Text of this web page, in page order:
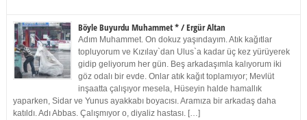
Böyle Buyurdu Muhammet * / Ergür Altan
Adım Muhammet. On dokuz yaşındayım. Atık kağıtlar
topluyorum ve Kızılay`dan Ulus`a kadar üç kez yürüyerek
gidip geliyorum her gün. Beş arkadaşımla kalıyorum iki
göz odalı bir evde. Onlar atık kağıt toplamıyor; Mevlüt
inşaatta çalışıyor mesela, Hüseyin halde hamallık
yaparken, Sidar ve Yunus ayakkabı boyacısı. Aramıza bir arkadaş daha
katıldı. Adı Abbas. Çalışmıyor o, diyaliz hastası. […]